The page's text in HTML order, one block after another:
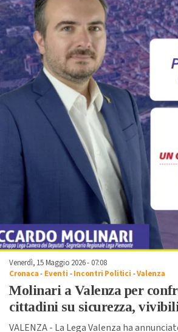
Venerdì, 15 Maggio 2026 - 07:08
Cronaca- Eventi -Incontri Politici -Valenza
Molinari a Valenza per
cittadini su sicurezza,
VALENZA - La Lega Valenza ha